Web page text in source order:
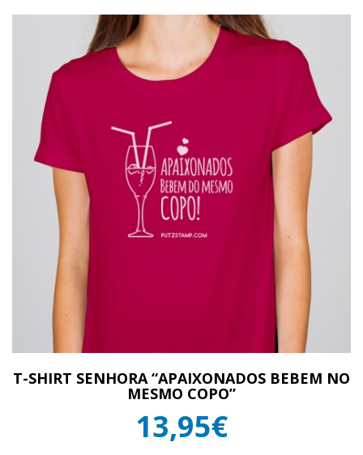
T-SHIRT SENHORA “APAIXONADOS BEBEM NO
MESMO COPO”
13,95€